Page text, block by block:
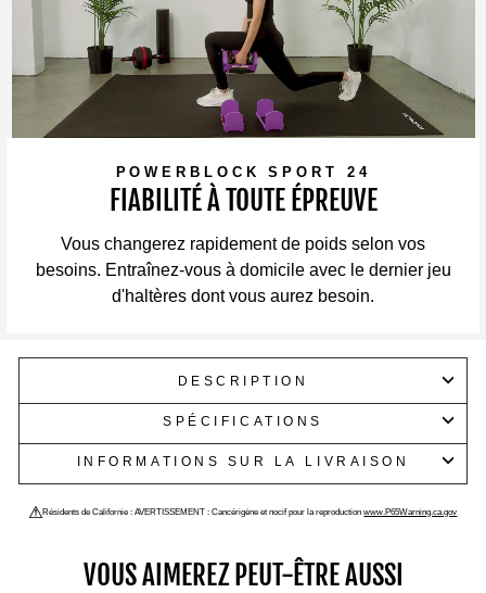
POWERBLOCK SPORT 24
FIABILITÉ À TOUTE ÉPREUVE
Vous changerez rapidement de poids selon vos
besoins. Entraînez-vous à domicile avec le dernier jeu
d'haltères dont vous aurez besoin.
DESCRIPTION
SPÉCIFICATIONS
INFORMATIONS SUR LA LIVRAISON
Résidents de Californie : AVERTISSEMENT : Cancérigène et nocif pour la reproductionwww.P65Warning.ca.gov
VOUS AIMEREZ PEUT-ÊTRE AUSSI